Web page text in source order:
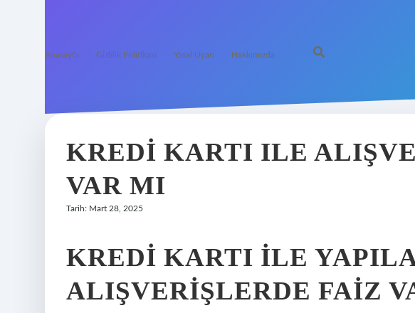
Anasayfa Gizlilik Politikası Yasal Uyarı Hakkımızda
KREDI KARTI ILE
VAR MI
Tarih: Mart 28, 2025
KREDI KARTI ILE
ALIŞVERIŞLERDE FAIZ